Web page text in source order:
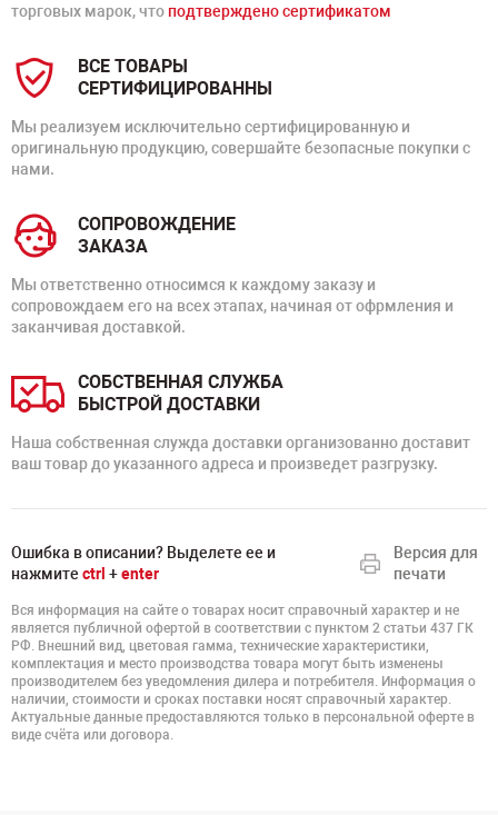
торговых марок, что подтверждено сертификатом
ВСЕ ТОВАРЫ
СЕРТИФИЦИРОВАННЫ
Мы реализуем исключительно сертифицированную и
оригинальную продукцию, совершайте безопасные покупки с
нами.
СОПРОВОЖДЕНИЕ
ЗАКАЗА
Мы ответственно относимся к каждому заказу и
сопровождаем его на всех этапах, начиная от офрмления и
заканчивая доставкой.
СОБСТВЕННАЯ СЛУЖБА
БЫСТРОЙ ДОСТАВКИ
Наша собственная служда доставки организованно доставит
ваш товар до указанного адреса и произведет разгрузку.
Ошибка в описании? Выделете ее и
нажмите ctrl +enter
Версия для
печати
Вся информация на сайте о товарах носит справочный характер и не
является публичной офертой в соответствии с пунктом 2 статьи 437 ГК
РФ. Внешний вид, цветовая гамма, технические характеристики,
комплектация и место производства товара могут быть изменены
производителем без уведомления дилера и потребителя. Информация о
наличии, стоимости и сроках поставки носят справочный характер.
Актуальные данные предоставляются только в персональной оферте в
виде счёта или договора.